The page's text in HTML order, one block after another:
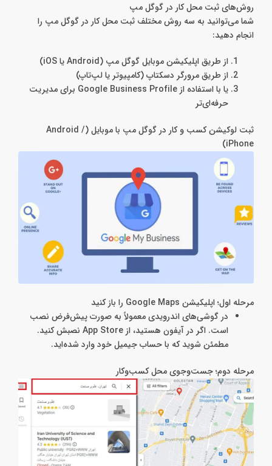
روش‌های ثبت محل کار در گوگل مپ
شما می‌توانید به سه روش مختلف ثبت محل کار در گوگل مپ را
انجام دهید:
از طریق اپلیکیشن موبایل گوگل مپ (Android یا iOS)
از طریق مرورگر دسکتاپ (کامپیوتر یا لپ‌تاپ)
یا با استفاده از Google Business Profile برای مدیریت
حرفه‌ای‌تر
ثبت لوکیشن کسب‌ و کار در گوگل مپ با موبایل (Android /
iPhone)
مرحله اول؛ اپلیکیشن Google Maps را باز کنید
در گوشی‌های اندرویدی معمولاً به‌ صورت پیش‌فرض نصب
است. اگر در آیفون هستید، از App Store نصبش کنید.
مطمئن شوید که با حساب جیمیل خود وارد شده‌اید.
مرحله دوم؛ جست‌وجوی محل کسب‌وکار